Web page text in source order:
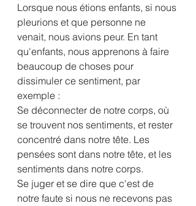
Lorsque nous étions enfants, si nous
pleurions et que personne ne
venait, nous avions peur. En tant
qu'enfants, nous apprenons à faire
beaucoup de choses pour
dissimuler ce sentiment, par
exemple :
Se déconnecter de notre corps, où
se trouvent nos sentiments, et rester
concentré dans notre tête. Les
pensées sont dans notre tête, et les
sentiments dans notre corps.
Se juger et se dire que c'est de
notre faute si nous ne recevons pas